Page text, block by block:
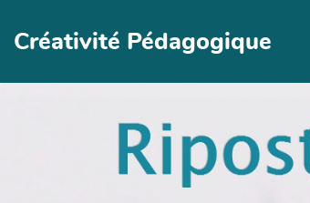
Créativité Pédagogique